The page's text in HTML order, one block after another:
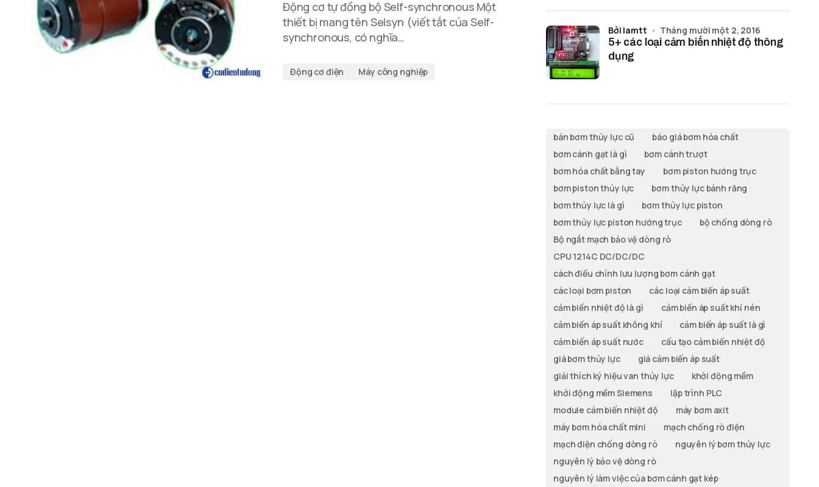
Động cơ tự đồng bộ Self-synchronous Một
thiết bị mang tên Selsyn (viết tắt của Self-
synchronous, có nghĩa…
Động cơ điện Máy công nghiệp
5+ các loại cảm biến nhiệt độ thông
dụng
bởi lamtt Tháng mười một 2, 2016
bán bơm thủy lực cũ
báo giá bơm hóa chất
bơm cánh gạt là gì
bơm cánh trượt
bơm hóa chất bằng tay
bơm piston hướng trục
bơm piston thủy lực
bơm thủy lực bánh răng
bơm thủy lực là gì
bơm thủy lực piston
bơm thủy lực piston hướng trục
bộ chống dòng rò
Bộ ngắt mạch bảo vệ dòng rò
CPU 1214C DC/DC/DC
cách điều chỉnh lưu lượng bơm cánh gạt
các loại bơm piston
các loại cảm biến áp suất
cảm biến nhiệt độ là gì
cảm biến áp suất khí nén
cảm biến áp suất không khí
cảm biến áp suất là gì
cảm biến áp suất nước
cấu tạo cảm biến nhiệt độ
giá bơm thủy lực
giá cảm biến áp suất
giải thích ký hiệu van thủy lực
khởi động mềm
khởi động mềm Siemens
lập trình PLC
module cảm biến nhiệt độ
máy bơm axit
máy bơm hóa chất mini
mạch chống rò điện
mạch điện chống dòng rò
nguyên lý bơm thủy lực
nguyên lý bảo vệ dòng rò
nguyên lý làm việc của bơm cánh gạt kép